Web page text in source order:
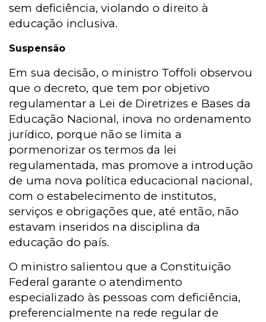
sem deficiência, violando o direito à
educação inclusiva.
Suspensão
Em sua decisão, o ministro Toffoli observou
que o decreto, que tem por objetivo
regulamentar a Lei de Diretrizes e Bases da
Educação Nacional, inova no ordenamento
jurídico, porque não se limita a
pormenorizar os termos da lei
regulamentada, mas promove a introdução
de uma nova política educacional nacional,
com o estabelecimento de institutos,
serviços e obrigações que, até então, não
estavam inseridos na disciplina da
educação do país.
O ministro salientou que a Constituição
Federal garante o atendimento
especializado às pessoas com deficiência,
preferencialmente na rede regular de